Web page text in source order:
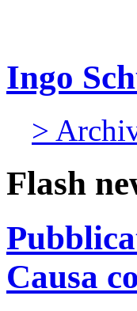
Ingo
>
Flash
Causa